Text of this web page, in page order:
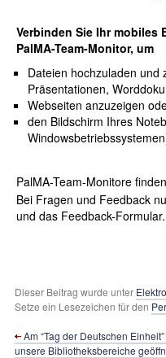
Verbinden Sie Ihr mobiles
PalMA-Team-Monitor, um
Dateien hochzuladen und
Präsentationen,
Webseiten anzuzeigen
den Bildschirm Ihres
PalMA-Team-Monitore
Bei Fragen und Feedback
und das Feedback-Formular.
Dieser Beitrag wurde unter
Setze ein Lesezeichen für den
Am “Tag der Deutschen
unsere Bibliotheksbereiche